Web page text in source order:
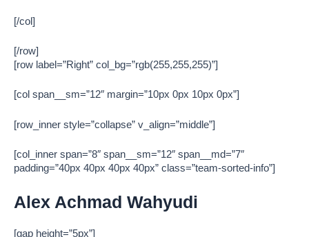
[/col]
[/row]
[row label=”Right” col_bg=”rgb(255,255,255)”]
[col span__sm=”12″ margin=”10px 0px 10px 0px”]
[row_inner style=”collapse” v_align=”middle”]
[col_inner span=”8″ span__sm=”12″ span__md=”7″
padding=”40px 40px 40px 40px” class=”team-sorted-info”]
Alex Achmad Wahyudi
[gap height=”5px”]